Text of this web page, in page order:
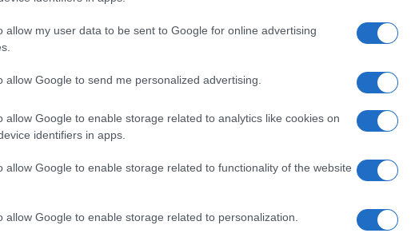
allow my user data to be sent to Google for online advertising
allow Google to send me personalized advertising.
allow Google to enable storage related to analytics like cookies on
identifiers in apps.
allow Google to enable storage related to functionality of the website
allow Google to enable storage related to personalization.
con opzione inflation-linked
ETF ampi e a replica fisica
tattica limitata può destinarsi afattori(value,
amplificano il
investment grade, credito diversificato e unaquota
1
2
3
4